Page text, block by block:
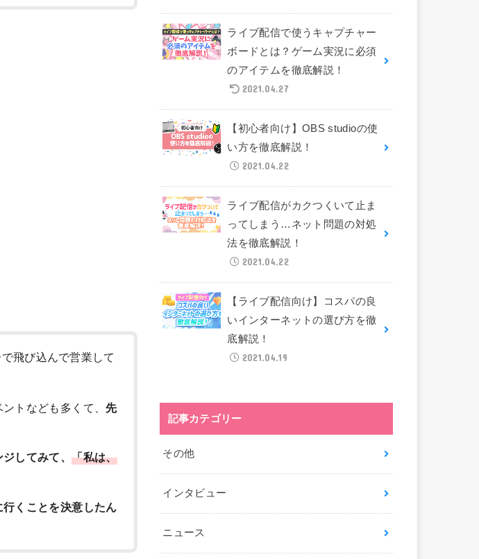
飛び込んで営業して
トなども多くて、 先
ジしてみて、「私は、
くことを決意したん
ライブ配信で使うキャプチャー
ボードとは？ゲーム実況に必須
のアイテムを徹底解説！
2021.04.27
【初心者向け】OBS studioの使
い方を徹底解説！
2021.04.22
ライブ配信がカクつくいて止ま
ってしまう…ネット問題の対処
法を徹底解説！
2021.04.22
【ライブ配信向け】コスパの良
いインターネットの選び方を徹
底解説！
2021.04.19
記事カテゴリー
その他
インタビュー
ニュース